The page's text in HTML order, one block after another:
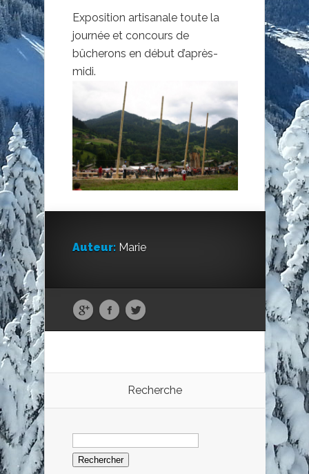
Exposition artisanale toute la
journée et concours de
bûcherons en début d’après-
midi.
Auteur: Marie
Recherche
Rechercher :